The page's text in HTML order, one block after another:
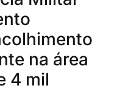
na área
4 mil